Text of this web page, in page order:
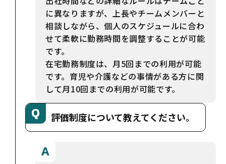
に異なりますが、上長やチームメンバーと
相談しながら、個人のスケジュールに合わ
せて柔軟に勤務時間を調整することが可能
です。
在宅勤務制度は、月5回までの利用が可能
です。育児や介護などの事情がある方に関
して月10回までの利用が可能です。
評価制度について教えてください。